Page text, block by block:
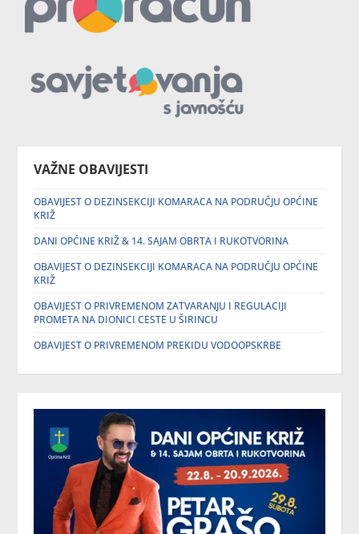
VAŽNE OBAVIJESTI
OBAVIJEST O DEZINSEKCIJI KOMARACA NA PODRUČJU OPĆINE
KRIŽ
DANI OPĆINE KRIŽ & 14. SAJAM OBRTA I RUKOTVORINA
OBAVIJEST O DEZINSEKCIJI KOMARACA NA PODRUČJU OPĆINE
KRIŽ
OBAVIJEST O PRIVREMENOM ZATVARANJU I REGULACIJI
PROMETA NA DIONICI CESTE U ŠIRINCU
OBAVIJEST O PRIVREMENOM PREKIDU VODOOPSKRBE